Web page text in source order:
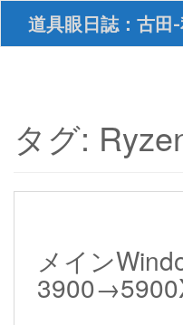
i
道具眼日誌：古田
タグ:
メイン